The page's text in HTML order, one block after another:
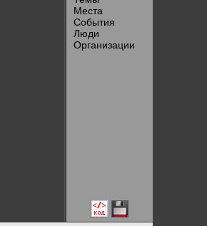
Места
События
Люди
Организации